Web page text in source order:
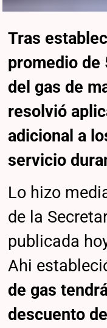
Tras
promedio de
del gas de
resolvió
adicional a
servicio
Lo hizo
de la
publicada
Ahi
de gas
descuento